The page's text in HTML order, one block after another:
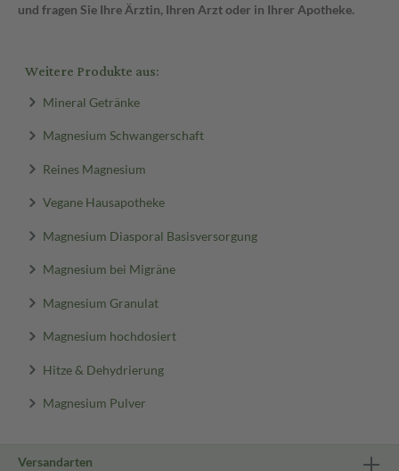
und fragen Sie Ihre Ärztin, Ihren Arzt oder in Ihrer Apotheke.
Weitere Produkte aus:
Mineral Getränke
Magnesium Schwangerschaft
Reines Magnesium
Vegane Hausapotheke
Magnesium Diasporal Basisversorgung
Magnesium bei Migräne
Magnesium Granulat
Magnesium hochdosiert
Hitze & Dehydrierung
Magnesium Pulver
Versandarten